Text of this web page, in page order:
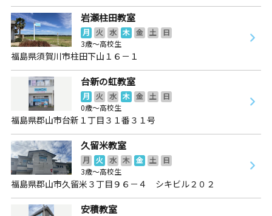
岩瀬柱田教室
月 火 水 木 金 土
日
3歳～高校生
福島県須賀川市柱田下山１６－１
台新の虹教室
月 火 水 木 金 土
日
0歳～高校生
福島県郡山市台新１丁目３１番３１号
久留米教室
月 火 水 木 金 土
日
3歳～高校生
福島県郡山市久留米３丁目９６－４ シキビル２０２
安積教室